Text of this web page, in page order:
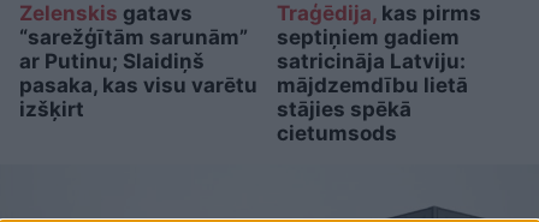
Zelenskis gatavs
“sarežģītām sarunām”
ar Putinu; Slaidiņš
pasaka, kas visu varētu
izšķirt
Traģēdija,kas pirms
septiņiem gadiem
satricināja Latviju:
mājdzemdību lietā
stājies spēkā
cietumsods